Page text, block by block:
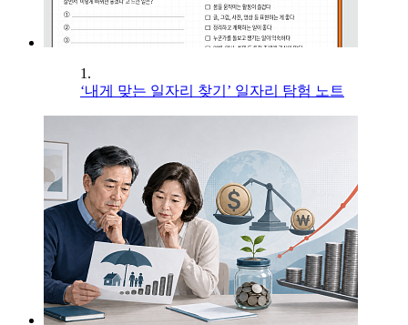
1.
‘내게 맞는 일자리 찾기’ 일자리 탐험 노트